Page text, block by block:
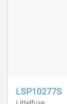
LSP10277S